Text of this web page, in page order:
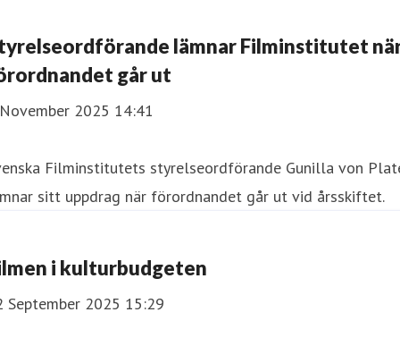
lämnar Filminstitutet
går ut
2025 14:41
Filminstitutets styrelseordförande Gunilla von
sitt uppdrag när förordnandet går ut vid årsskiftet.
i kulturbudgeten
September 2025 15:29